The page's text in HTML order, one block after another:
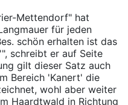
Mettendorf" hat
für jeden
schön erhalten ist das
schreibt er auf Seite
gilt dieser Satz auch
Bereich 'Kanert' die
wohl aber weiter
Haardtwald in Richtung